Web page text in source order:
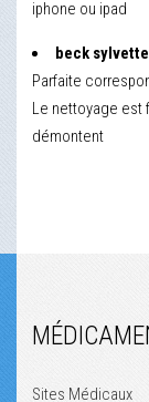
iphone ou ipad
beck sylvette
Parfaite
Le nettoyage est
démontent
Sites Médicaux